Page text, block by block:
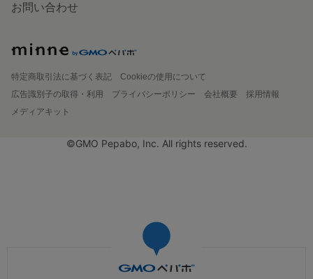
お問い合わせ
特定商取引法に基づく表記
Cookieの使用について
広告識別子の取得・利用
プライバシーポリシー 会社概要
採用情報
メディアキット
©GMO Pepabo, Inc. All rights reserved.